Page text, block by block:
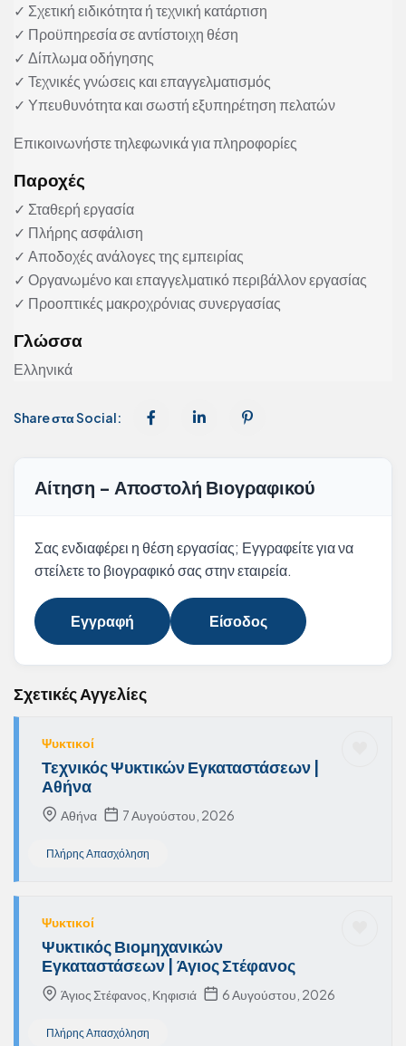
✓ Σχετική ειδικότητα ή τεχνική κατάρτιση
✓ Προϋπηρεσία σε αντίστοιχη θέση
✓ Δίπλωμα οδήγησης
✓ Τεχνικές γνώσεις και επαγγελματισμός
✓ Υπευθυνότητα και σωστή εξυπηρέτηση πελατών
Επικοινωνήστε τηλεφωνικά για πληροφορίες
Παροχές
✓ Σταθερή εργασία
✓ Πλήρης ασφάλιση
✓ Αποδοχές ανάλογες της εμπειρίας
✓ Οργανωμένο και επαγγελματικό περιβάλλον εργασίας
✓ Προοπτικές μακροχρόνιας συνεργασίας
Γλώσσα
Ελληνικά
Share στα Social:
Αίτηση - Αποστολή Βιογραφικού
Σας ενδιαφέρει η θέση εργασίας; Εγγραφείτε για να
στείλετε το βιογραφικό σας στην εταιρεία.
Εγγραφή Είσοδος
Σχετικές Αγγελίες
Ψυκτικοί
Τεχνικός Ψυκτικών Εγκαταστάσεων |
Αθήνα
Αθήνα 7 Αυγούστου, 2026
Πλήρης Απασχόληση
Ψυκτικοί
Ψυκτικός Βιομηχανικών
Εγκαταστάσεων | Άγιος Στέφανος
Άγιος Στέφανος, Κηφισιά 6 Αυγούστου, 2026
Πλήρης Απασχόληση